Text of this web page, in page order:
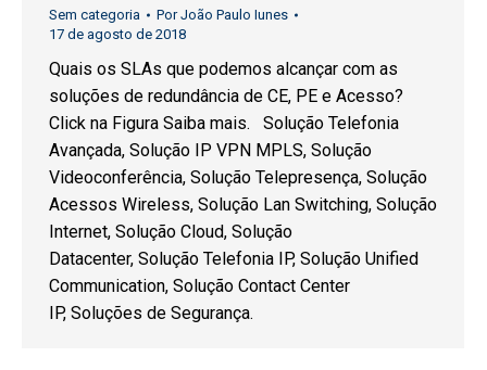
Sem categoria PorJoão Paulo Iunes
17 de agosto de 2018
Quais os SLAs que podemos alcançar com as
soluções de redundância de CE, PE e Acesso?
Click na Figura Saiba mais. Solução Telefonia
Avançada, Solução IP VPN MPLS, Solução
Videoconferência, Solução Telepresença, Solução
Acessos Wireless, Solução Lan Switching, Solução
Internet, Solução Cloud, Solução
Datacenter, Solução Telefonia IP, Solução Unified
Communication, Solução Contact Center
IP, Soluções de Segurança.